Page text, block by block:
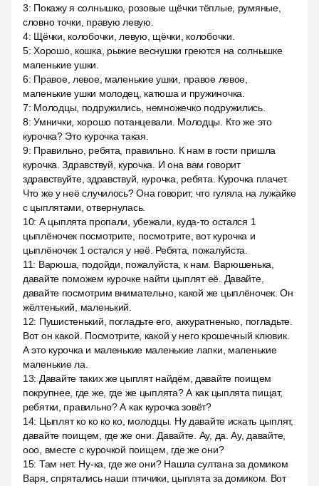
3: Покажу я солнышко, розовые щёчки тёплые, румяные,
словно точки, правую левую.
4: Щёчки, колобочки, левую, щёчки, колобочки.
5:Хорошо, кошка, рыжие веснушки греются на солнышке
маленькие ушки.
6: Правое, левое, маленькие ушки, правое левое,
маленькие ушки молодец, катюша и пружиночка.
7: Молодцы, подружились, немножечко подружились.
8:Умнички, хорошо потанцевали. Молодцы. Кто же это
курочка? Это курочка такая.
9: Правильно, ребята, правильно. К нам в гости пришла
курочка. Здравствуй, курочка. И она вам говорит
здравствуйте, здравствуй, курочка, ребята. Курочка плачет.
Что же у неё случилось? Она говорит, что гуляла на лужайке
с цыплятами, отвернулась.
10: А цыплята пропали, убежали, куда-то остался 1
цыплёночек посмотрите, посмотрите, вот курочка и
цыплёночек 1 остался у неё. Ребята, пожалуйста.
11: Варюша, подойди, пожалуйста, к нам. Варюшенька,
давайте поможем курочке найти цыплят её. Давайте,
давайте посмотрим внимательно, какой же цыплёночек. Он
жёлтенький, маленький.
12: Пушистенький, погладьте его, аккуратненько, погладьте.
Вот он какой. Посмотрите, какой у него крошечный клювик.
А это курочка и маленькие маленькие лапки, маленькие
маленькие ла.
13: Давайте таких же цыплят найдём, давайте поищем
покрупнее, где же, где же цыплята? А как цыплята пищат,
ребятки, правильно? А как курочка зовёт?
14: Цыплят ко ко ко ко, молодцы. Ну давайте искать цыплят,
давайте поищем, где же они. Давайте. Ау, да. Ау, давайте,
ооо, вместе с курочкой поищем, где же они?
15: Там нет. Ну-ка, где же они? Нашла султана за домиком
Варя, спрятались наши птичики, цыплята за домиком. Вот